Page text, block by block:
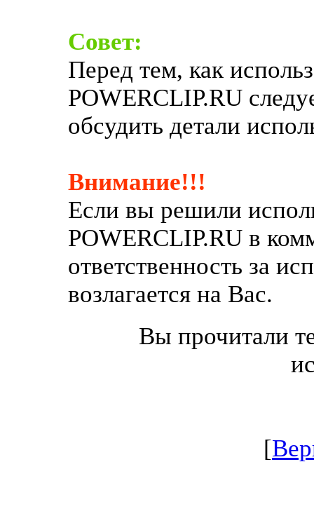
Совет:
Перед тем, как
POWERCLIP.RU
обсудить детали
Внимание!!!
Если вы решили
POWERCLIP.RU в
ответственность за
возлагается на Вас.
Вы прочитали
[